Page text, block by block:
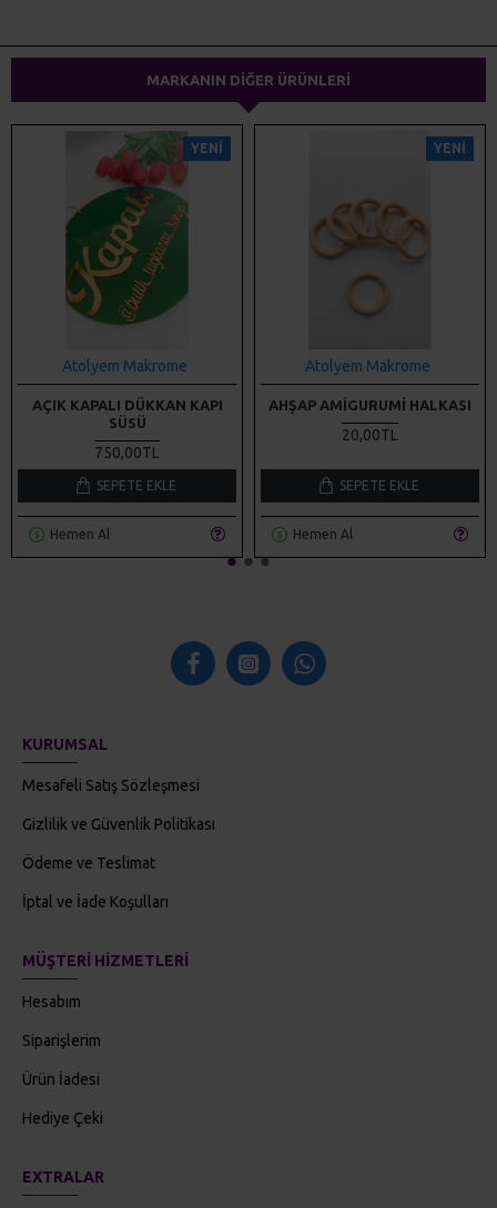
MARKANIN DIĞER ÜRÜNLERI
YENI
Atolyem Makrome
AÇIK KAPALI DÜKKAN KAPI
SÜSÜ
750,00TL
SEPETE EKLE
Hemen Al
YENI
Atolyem Makrome
AHŞAP AMIGURUMI HALKASI
20,00TL
SEPETE EKLE
Hemen Al
KURUMSAL
Mesafeli Satış Sözleşmesi
Gizlilik ve Güvenlik Politikası
Ödeme ve Teslimat
İptal ve İade Koşulları
MÜŞTERI HIZMETLERI
Hesabım
Siparişlerim
Ürün İadesi
Hediye Çeki
EXTRALAR